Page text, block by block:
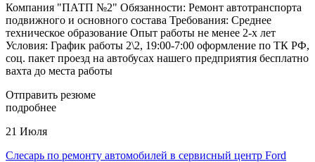
Компания "ПАТП №2" Обязанности: Ремонт автотранспорта
подвижного и основного состава Требования: Среднее
техническое образование Опыт работы не менее 2-х лет
Условия: График работы 2\2, 19:00-7:00 оформление по ТК РФ,
соц. пакет проезд на автобусах нашего предприятия бесплатно
вахта до места работы
Отправить резюме
подробнее
21 Июля
Слесарь по ремонту автомобилей в сервисный центр Ford